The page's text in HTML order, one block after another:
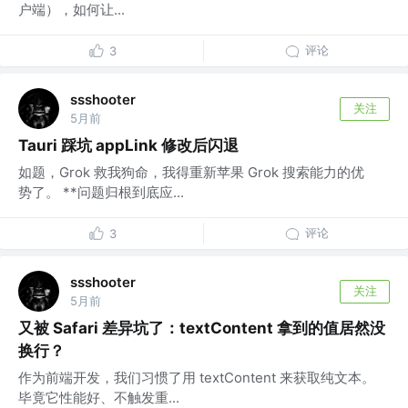
户端），如何让...
3 评论
ssshooter
5月前
关注
Tauri 踩坑 appLink 修改后闪退
如题，Grok 救我狗命，我得重新苹果 Grok 搜索能力的优
势了。 **问题归根到底应...
3 评论
ssshooter
5月前
关注
又被 Safari 差异坑了：textContent 拿到的值居然没
换行？
作为前端开发，我们习惯了用 textContent 来获取纯文本。
毕竟它性能好、不触发重...